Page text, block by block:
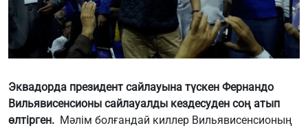
Эквадорда президент сайлауына түскен Фернандо
Вильявисенсионы сайлауалды кездесуден соң атып
өлтірген. Мәлім болғандай киллер Вильявисенсионың